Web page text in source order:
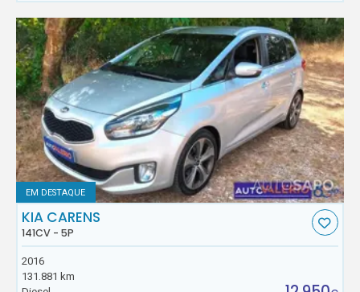
EM DESTAQUE
KIA CARENS
141CV - 5P
2016
131.881 km